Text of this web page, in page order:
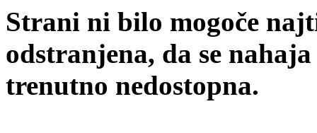
Strani ni bilo mogoče
odstranjena, da se
trenutno nedostopna.